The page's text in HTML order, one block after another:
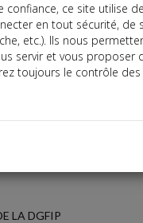
LA DGFIP
ce site utilise
en tout sécurité, de
etc.). Ils nous
servir et vous proposer
toujours le contrôle